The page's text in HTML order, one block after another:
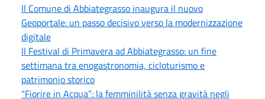
Il Comune di Abbiategrasso inaugura il nuovo
Geoportale: un passo decisivo verso la modernizzazione
digitale
Il Festival di Primavera ad Abbiategrasso: un fine
settimana tra enogastronomia, cicloturismo e
patrimonio storico
“Fiorire in Acqua”: la femminilità senza gravità negli